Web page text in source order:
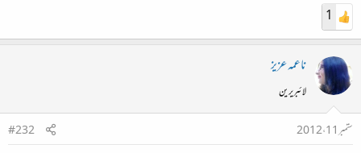
1
ناعمہ عزیز
لائبریرین
ستمبر 11، 2012
#232